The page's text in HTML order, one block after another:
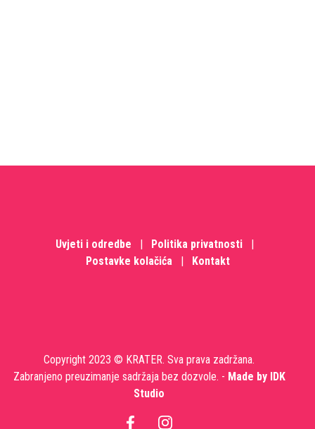
Uvjeti i odredbe Politika privatnosti
Postavke kolačića
Kontakt
Copyright 2023 © KRATER. Sva prava zadržana.
Zabranjeno preuzimanje sadržaja bez dozvole. - Made by IDK
Studio